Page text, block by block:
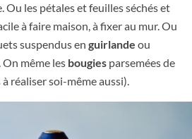
Ou les pétales et feuilles séchés et
à faire maison, à fixer au mur. Ou
suspendus en guirlande ou
On même les bougies parsemées de
réaliser soi-même aussi).